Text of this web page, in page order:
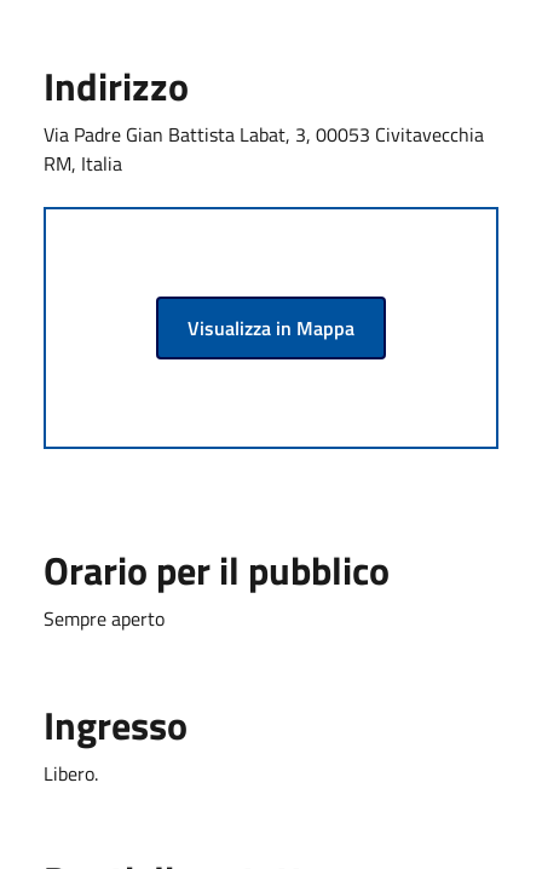
Indirizzo
Via Padre Gian Battista Labat, 3, 00053 Civitavecchia
RM, Italia
Visualizza in Mappa
Orario per il pubblico
Sempre aperto
Ingresso
Libero.